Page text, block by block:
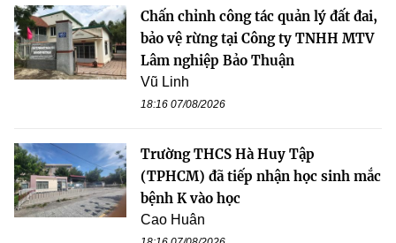
Chấn chỉnh công tác quản lý đất đai,
bảo vệ rừng tại Công ty TNHH MTV
Lâm nghiệp Bảo Thuận
Vũ Linh
18:16 07/08/2026
Trường THCS Hà Huy Tập
(TPHCM) đã tiếp nhận học sinh mắc
bệnh K vào học
Cao Huân